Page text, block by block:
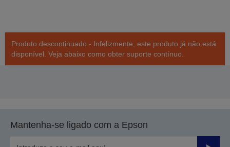
Produto descontinuado - Infelizmente, este produto já não está
disponível. Veja abaixo como obter suporte contínuo.
Mantenha-se ligado com a Epson